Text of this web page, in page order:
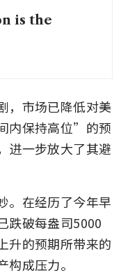
is the
，市场已降低对美
内保持高位”的预
进一步放大了其避
。在经历了今年早
跌破每盎司5000
升的预期所带来的
成压力。